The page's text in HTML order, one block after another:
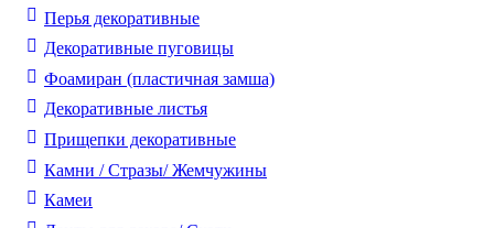
Перья декоративные
Декоративные пуговицы
Фоамиран (пластичная замша)
Декоративные листья
Прищепки декоративные
Камни / Cтразы/ Жемчужины
Камеи